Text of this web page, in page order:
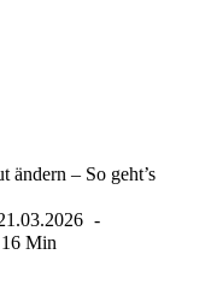
– So geht’s
16 Min